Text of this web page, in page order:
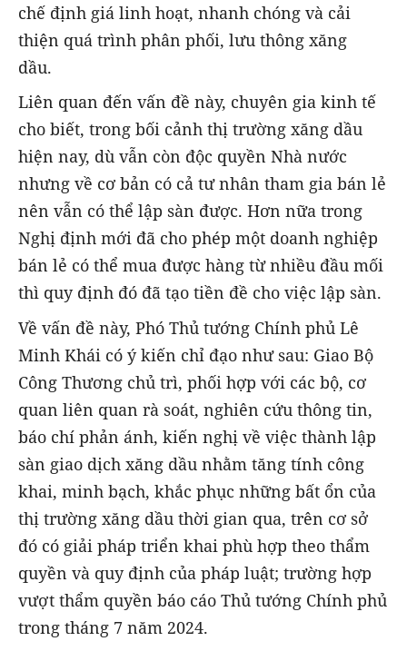
chế định giá linh hoạt, nhanh chóng và cải
thiện quá trình phân phối, lưu thông xăng
dầu.
Liên quan đến vấn đề này, chuyên gia kinh tế
cho biết, trong bối cảnh thị trường xăng dầu
hiện nay, dù vẫn còn độc quyền Nhà nước
nhưng về cơ bản có cả tư nhân tham gia bán lẻ
nên vẫn có thể lập sàn được. Hơn nữa trong
Nghị định mới đã cho phép một doanh nghiệp
bán lẻ có thể mua được hàng từ nhiều đầu mối
thì quy định đó đã tạo tiền đề cho việc lập sàn.
Về vấn đề này, Phó Thủ tướng Chính phủ Lê
Minh Khái có ý kiến chỉ đạo như sau: Giao Bộ
Công Thương chủ trì, phối hợp với các bộ, cơ
quan liên quan rà soát, nghiên cứu thông tin,
báo chí phản ánh, kiến nghị về việc thành lập
sàn giao dịch xăng dầu nhằm tăng tính công
khai, minh bạch, khắc phục những bất ổn của
thị trường xăng dầu thời gian qua, trên cơ sở
đó có giải pháp triển khai phù hợp theo thẩm
quyền và quy định của pháp luật; trường hợp
vượt thẩm quyền báo cáo Thủ tướng Chính phủ
trong tháng 7 năm 2024.